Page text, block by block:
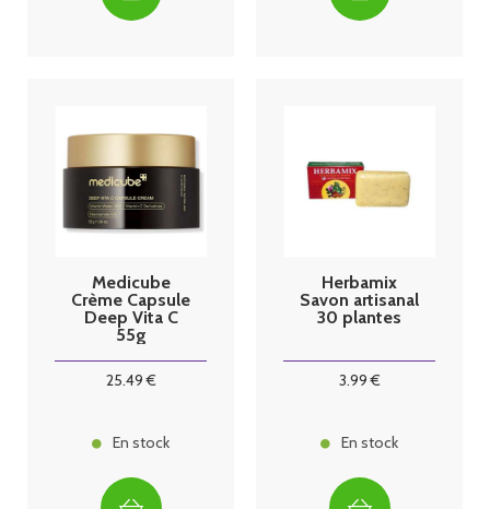
Medicube
Crème Capsule
Deep Vita C
55g
25.49€
En stock
Herbamix
Savon artisanal
30 plantes
3.99€
En stock